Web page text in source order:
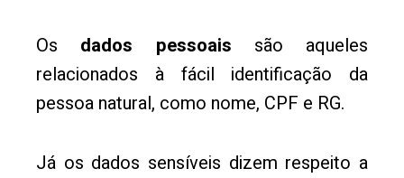
Os dados pessoais são aqueles
relacionados à fácil identificação da
pessoa natural, como nome, CPF e RG.
Já os dados sensíveis dizem respeito a